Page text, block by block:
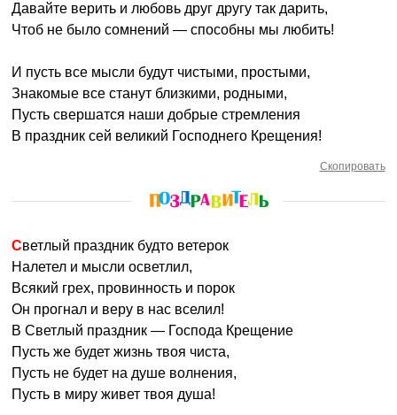
Давайте верить и любовь друг другу так дарить,
Чтоб не было сомнений — способны мы любить!
И пусть все мысли будут чистыми, простыми,
Знакомые все станут близкими, родными,
Пусть свершатся наши добрые стремления
В праздник сей великий Господнего Крещения!
Скопировать
Светлый праздник будто ветерок
Налетел и мысли осветлил,
Всякий грех, провинность и порок
Он прогнал и веру в нас вселил!
В Светлый праздник — Господа Крещение
Пусть же будет жизнь твоя чиста,
Пусть не будет на душе волнения,
Пусть в миру живет твоя душа!